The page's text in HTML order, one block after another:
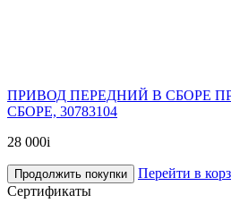
ПРИВОД ПЕРЕДНИЙ В СБОРЕ
СБОРЕ, 30783104
28 000i
Продолжить покупки
Перейти в
Сертификаты